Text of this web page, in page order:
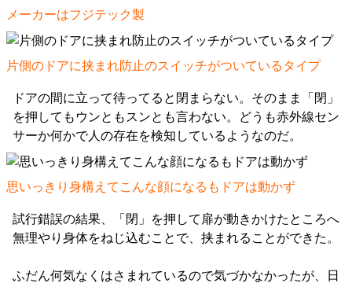
メーカーはフジテック製
片側のドアに挟まれ防止のスイッチがついているタイプ
ドアの間に立って待ってると閉まらない。そのまま「閉」
を押してもウンともスンとも言わない。どうも赤外線セン
サーか何かで人の存在を検知しているようなのだ。
思いっきり身構えてこんな顔になるもドアは動かず
試行錯誤の結果、「閉」を押して扉が動きかけたところへ
無理やり身体をねじ込むことで、挟まれることができた。
ふだん何気なくはさまれているので気づかなかったが、日